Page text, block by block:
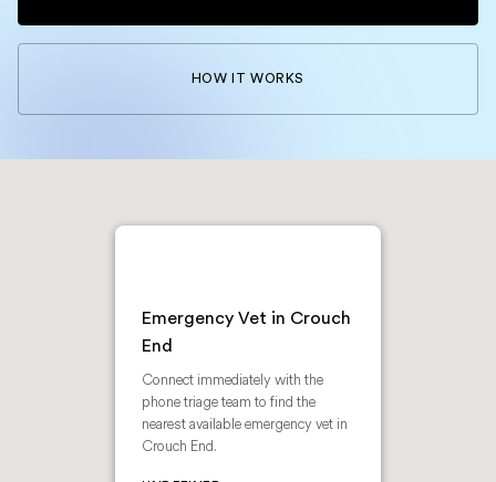
HOW IT WORKS
Emergency Vet in Crouch
End
Connect immediately with the
phone triage team to find the
nearest available emergency vet in
Crouch End.